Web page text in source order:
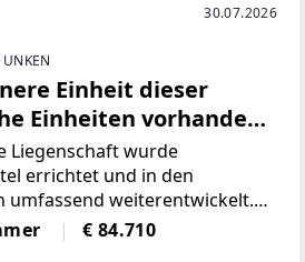
30.07.2026
Einheit dieser
Einheiten vorhanden,
Liegenschaft wurde
errichtet und in den
umfassend weiterentwickelt.
Sanierung sowie
wurde das Gebäude zu
€ 84.710